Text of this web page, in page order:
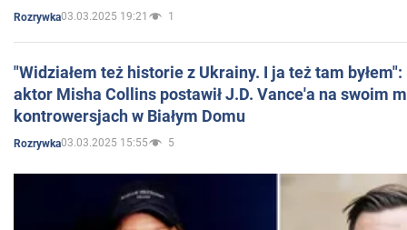
Rozrywka03.03.2025 19:21 1
"Widziałem też historie z Ukrainy. I ja też tam
aktor Misha Collins postawił J.D. Vance'a na swoim
kontrowersjach w Białym Domu
Rozrywka03.03.2025 15:55 5